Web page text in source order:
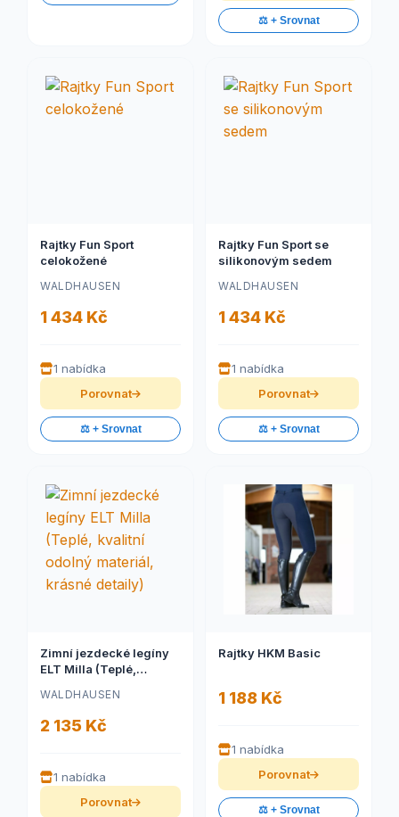
⚖️ + Srovnat
Rajtky Fun Sport
celokožené
WALDHAUSEN
1 434 Kč
1 nabídka
Porovnat
⚖️ + Srovnat
Rajtky Fun Sport se
silikonovým sedem
WALDHAUSEN
1 434 Kč
1 nabídka
Porovnat
⚖️ + Srovnat
Zimní jezdecké legíny
ELT Milla (Teplé,
krásné detaily)
WALDHAUSEN
2 135 Kč
1 nabídka
Porovnat
Rajtky HKM Basic
1 188 Kč
1 nabídka
Porovnat
⚖️ + Srovnat